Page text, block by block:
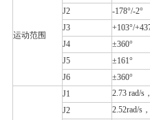
运动范围
J2
-178°/-2°
J3
+103°/
J4
±360°
J5
±161°
J6
±360°
J1
2.73 rad/s
J2
2.52rad/s